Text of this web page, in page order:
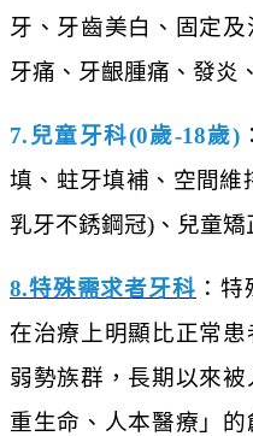
牙、牙齒美白、固定
牙痛、牙齦腫痛、發炎
7.兒童牙科(0歲-18歲)
填、蛀牙填補、空間維
乳牙不銹鋼冠)、兒童矯
8.特殊需求者牙科 ：
在治療上明顯比正常
弱勢族群，長期以來
重生命、人本醫療」